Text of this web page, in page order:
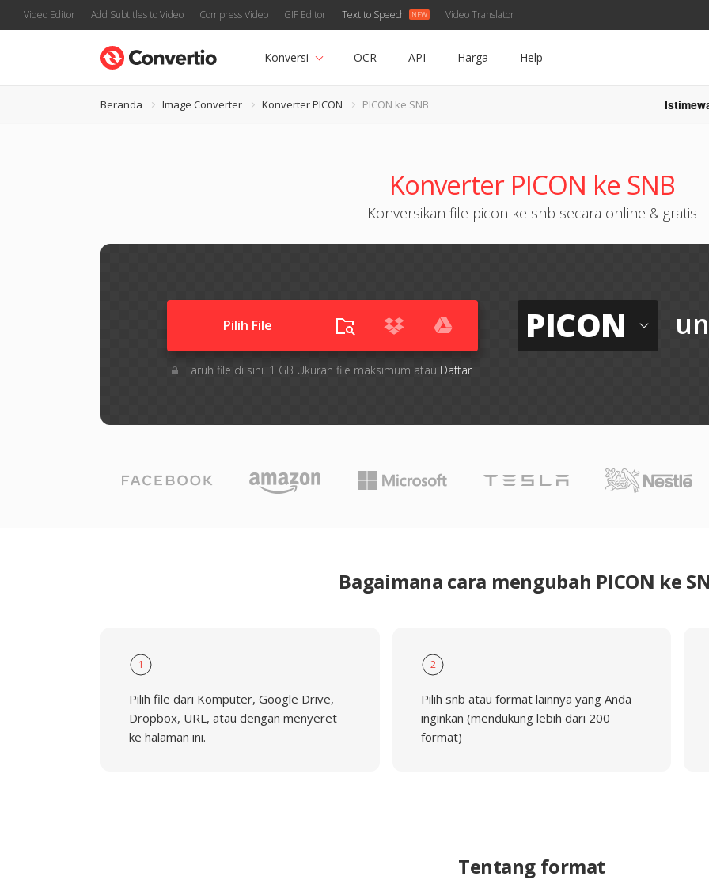
Video Editor Add Subtitles to Video Compress Video GIF Editor Text to Speech Video Translator
Konversi OCR API Harga Help
Beranda Image Converter Konverter PICON PICON ke SNB
Konverter PICON ke SNB
Konversikan file picon ke snb secara online & gratis
Pilih File
Taruh file di sini. 1 GB Ukuran file maksimum atau Daftar
PICON
Bagaimana cara mengubah PICON ke
1
Pilih file dari Komputer, Google Drive,
Dropbox, URL, atau dengan menyeret
ke halaman ini.
2
Pilih snb atau format lainnya yang Anda
inginkan (mendukung lebih dari 200
format)
Tentang format